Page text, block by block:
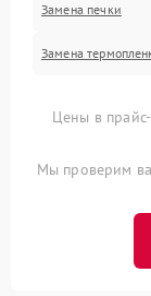
Замена печки
Замена
Цены в
Мы проверим